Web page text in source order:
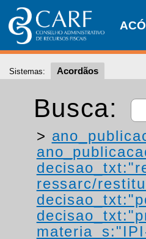
Sistemas: Acordãos
Busca:
>
ressarc/